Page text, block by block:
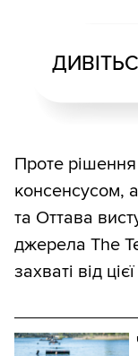
Проте
консенсусом,
та Оттава
джерела The
захваті від цієї